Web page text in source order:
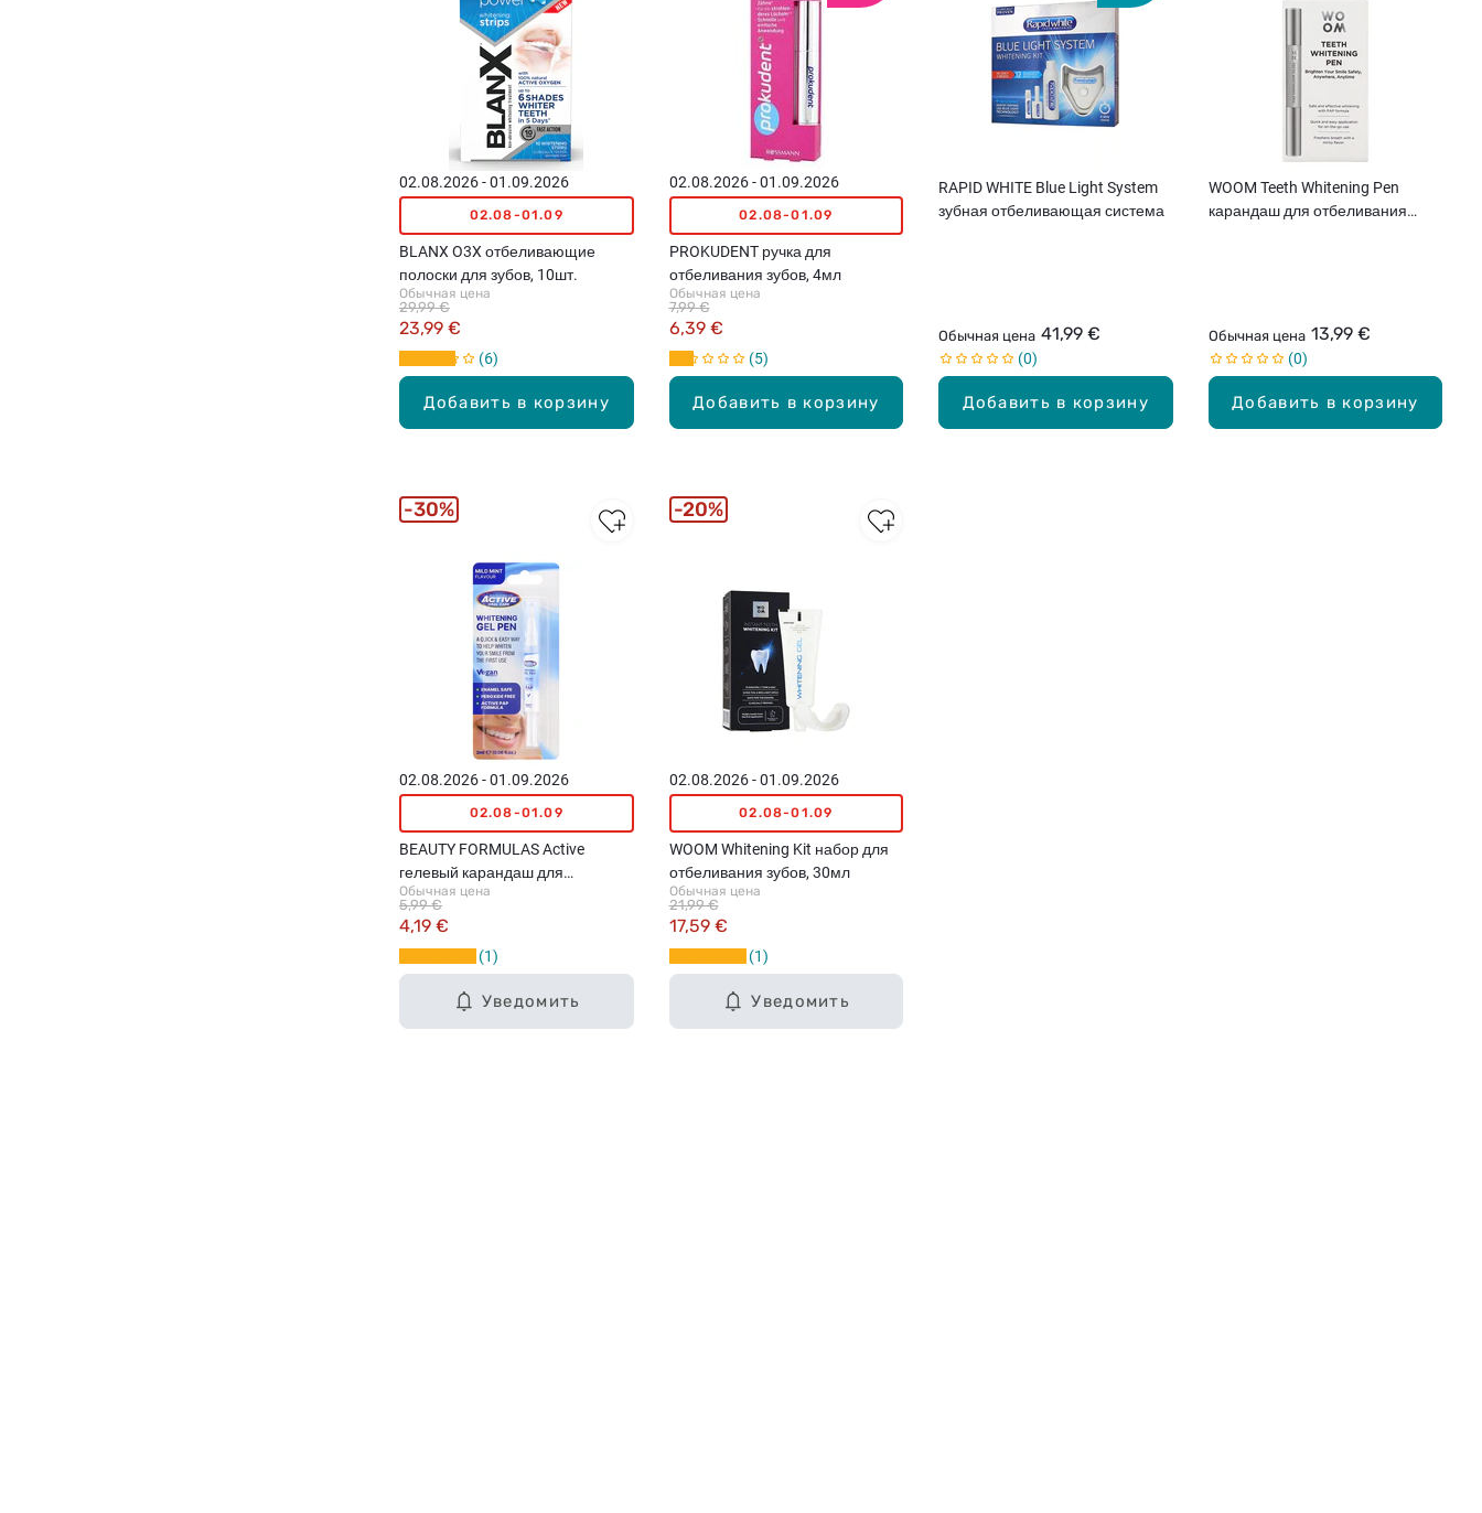
Добавить в корзину
02.08.2026 - 01.09.2026
02.08-01.09
BLANX O3X отбеливающие
полоски для зубов, 10шт.
Обычная цена
23,99 €
29,99 €
6
Добавить в корзину
02.08.2026 - 01.09.2026
02.08-01.09
PROKUDENT ручка для
отбеливания зубов, 4мл
Обычная цена
6,39 €
7,99 €
5
Добавить в корзину
RAPID WHITE Blue Light System
зубная отбеливающая система
Обычная цена 41,99 €
0
Добавить в корзину
WOOM Teeth Whitening Pen
карандаш для отбеливания
Обычная цена 13,99 €
0
Уведомить
02.08.2026 - 01.09.2026
02.08-01.09
BEAUTY FORMULAS Active
гелевый карандаш для
отбеливания зубов, 2мл
Обычная цена
4,19 €
5,99 €
1
30%
Уведомить
02.08.2026 - 01.09.2026
02.08-01.09
WOOM Whitening Kit набор для
отбеливания зубов, 30мл
Обычная цена
17,59 €
21,99 €
1
20%